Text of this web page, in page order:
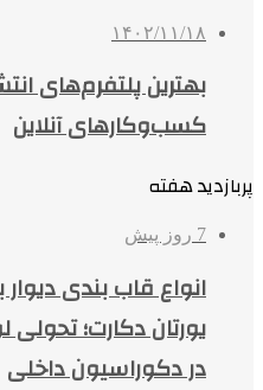
۱۴۰۲/۱۱/۱۸
بهترین پلتفرم‌های
کسب‌وکارهای آنلاین
پربازدید هفته
7 روز پیش
انواع قاب بندی
یورتان دکارت؛
در دکوراسیون داخلی